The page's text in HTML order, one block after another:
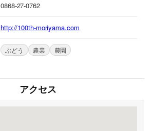
0868-27-0762
http://100th-moriyama.com
ぶどう 農業 農園
アクセス